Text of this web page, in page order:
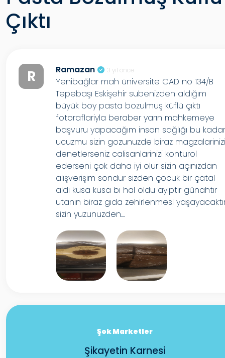
Çıktı
R Ramazan 3 yıl önce
Yenibağlar mah üniversite CAD no 134/B
Tepebaşı Eskişehir subenizden aldığım
büyük boy pasta bozulmuş küflü çıktı
fotoraflariyla beraber yarın mahkemeye
başvuru yapacağım insan sağlığı bu
ucuzmu sizin gozunuzde biraz
denetlerseniz calisanlarinizi konturol
ederseni çok daha iyi olur sizin açınızdan
alışverişim sondur sizden çocuk bir çatal
aldı kusa kusa bı hal oldu ayıptır günahtır
utanın biraz gıda zehirlenmesi
sizin yuzunuzden....
Şok Marketler
Şikayetin Karnesi